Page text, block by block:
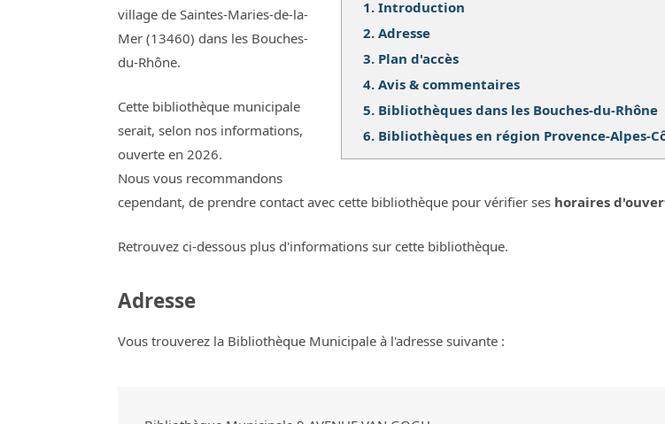
1. Introduction
2. Adresse
3. Plan d'accès
4. Avis & commentaires
5. Bibliothèques dans les Bouches-du-Rhône
6. Bibliothèques en région Provence-Alpes-
village de Saintes-Maries-de-la-
Mer (13460) dans les Bouches-
du-Rhône.
Cette bibliothèque municipale
serait, selon nos informations,
ouverte en 2026.
Nous vous recommandons
cependant, de prendre contact avec cette bibliothèque pour vérifier ses horaires
Retrouvez ci-dessous plus d'informations sur cette bibliothèque.
Adresse
Vous trouverez la Bibliothèque Municipale à l'adresse suivante :